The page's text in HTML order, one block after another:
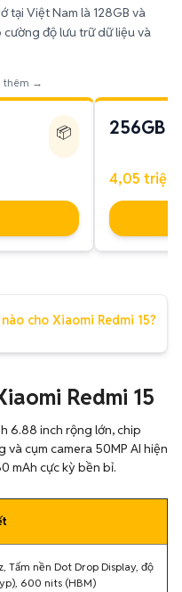
tại Việt Nam là 128GB và
độ lưu trữ dữ liệu và
thêm →
📦 256GB
4,05 triệu
cho Xiaomi Redmi 15?
Redmi 15
6.88 inch rộng lớn, chip
và cụm camera 50MP AI hiện
mAh cực kỳ bền bỉ.
Tấm nền Dot Drop Display, độ
600 nits (HBM)